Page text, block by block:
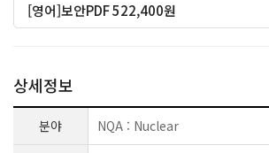
[영어]보안PDF 522,400원
상세정보
분야 NQA : Nuclear